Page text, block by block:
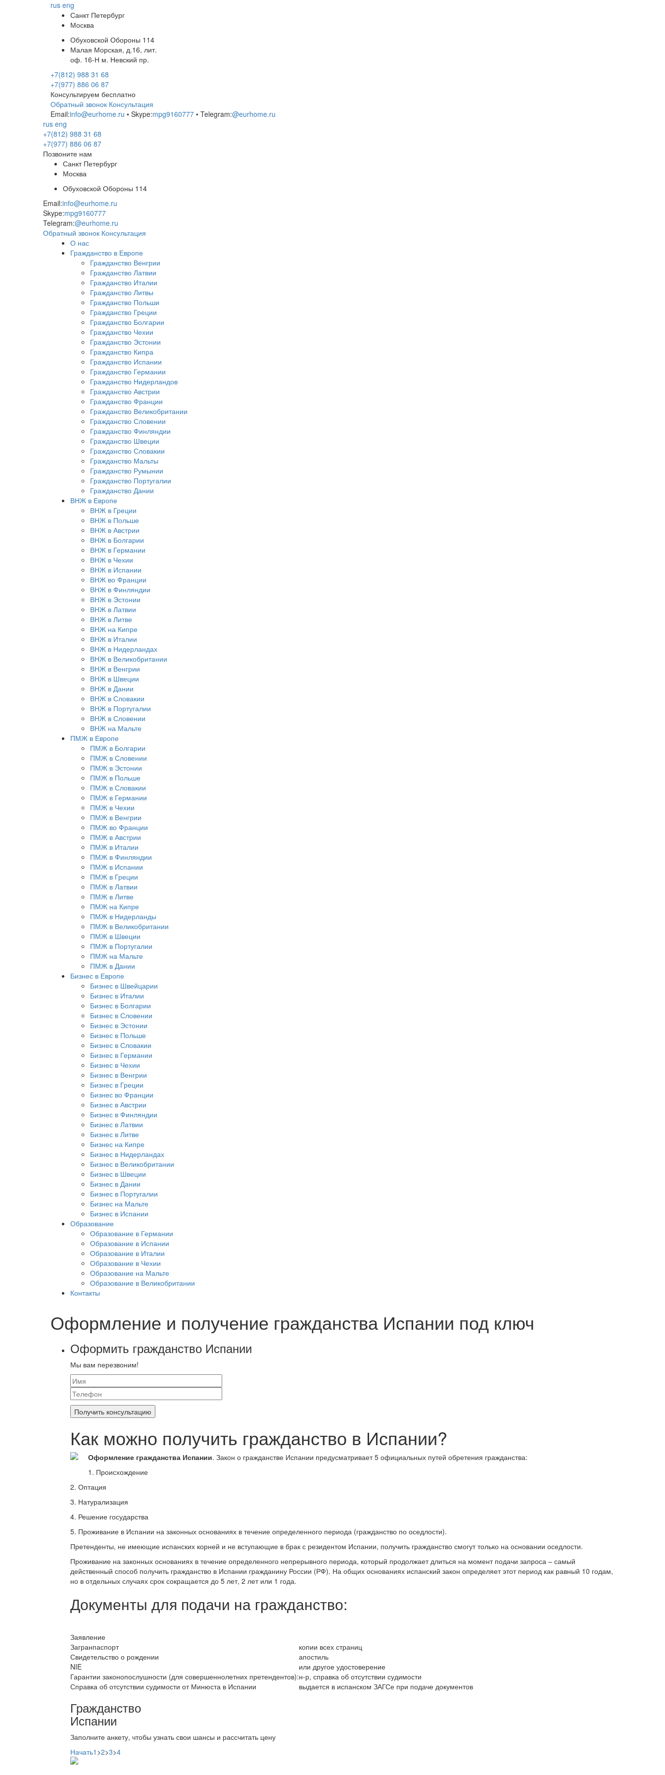
rus eng
Санкт Петербург
Москва
Обуховской Обороны 114
Малая Морская, д.16, лит.
оф. 16-Н м. Невский пр.
+7(812) 988 31 68
+7(977) 886 06 87
Консультируем бесплатно
Обратный звонок Консультация
Email:info@eurhome.ru • Skype:mpg9160777 • Telegram:@eurhome.ru
rus eng
+7(812) 988 31 68
+7(977) 886 06 87
Позвоните нам
Санкт Петербург
Москва
Обуховской Обороны 114
Email:info@eurhome.ru
Skype:mpg9160777
Telegram:@eurhome.ru
Обратный звонок Консультация
О нас
Гражданство в Европе
Гражданство Венгрии
Гражданство Латвии
Гражданство Италии
Гражданство Литвы
Гражданство Польши
Гражданство Греции
Гражданство Болгарии
Гражданство Чехии
Гражданство Эстонии
Гражданство Кипра
Гражданство Испании
Гражданство Германии
Гражданство Нидерландов
Гражданство Австрии
Гражданство Франции
Гражданство Великобритании
Гражданство Словении
Гражданство Финляндии
Гражданство Швеции
Гражданство Словакии
Гражданство Мальты
Гражданство Румынии
Гражданство Португалии
Гражданство Дании
ВНЖ в Европе
ВНЖ в Греции
ВНЖ в Польше
ВНЖ в Австрии
ВНЖ в Болгарии
ВНЖ в Германии
ВНЖ в Чехии
ВНЖ в Испании
ВНЖ во Франции
ВНЖ в Финляндии
ВНЖ в Эстонии
ВНЖ в Латвии
ВНЖ в Литве
ВНЖ на Кипре
ВНЖ в Италии
ВНЖ в Нидерландах
ВНЖ в Великобритании
ВНЖ в Венгрии
ВНЖ в Швеции
ВНЖ в Дании
ВНЖ в Словакии
ВНЖ в Португалии
ВНЖ в Словении
ВНЖ на Мальте
ПМЖ в Европе
ПМЖ в Болгарии
ПМЖ в Словении
ПМЖ в Эстонии
ПМЖ в Польше
ПМЖ в Словакии
ПМЖ в Германии
ПМЖ в Чехии
ПМЖ в Венгрии
ПМЖ во Франции
ПМЖ в Австрии
ПМЖ в Италии
ПМЖ в Финляндии
ПМЖ в Испании
ПМЖ в Греции
ПМЖ в Латвии
ПМЖ в Литве
ПМЖ на Кипре
ПМЖ в Нидерланды
ПМЖ в Великобритании
ПМЖ в Швеции
ПМЖ в Португалии
ПМЖ на Мальте
ПМЖ в Дании
Бизнес в Европе
Бизнес в Швейцарии
Бизнес в Италии
Бизнес в Болгарии
Бизнес в Словении
Бизнес в Эстонии
Бизнес в Польше
Бизнес в Словакии
Бизнес в Германии
Бизнес в Чехии
Бизнес в Венгрии
Бизнес в Греции
Бизнес во Франции
Бизнес в Австрии
Бизнес в Финляндии
Бизнес в Латвии
Бизнес в Литве
Бизнес на Кипре
Бизнес в Нидерландах
Бизнес в Великобритании
Бизнес в Швеции
Бизнес в Дании
Бизнес в Португалии
Бизнес на Мальте
Бизнес в Испании
Образование
Образование в Германии
Образование в Испании
Образование в Италии
Образование в Чехии
Образование на Мальте
Образование в Великобритании
Контакты
Оформление и получение гражданства Испании под ключ
Оформить гражданство Испании
Мы вам перезвоним!
Как можно получить гражданство в Испании?
Оформление гражданства Испании. Закон о гражданстве Испании предусматривает 5 официальных путей обретения гражданства:
1. Происхождение
2. Оптация
3. Натурализация
4. Решение государства
5. Проживание в Испании на законных основаниях в течение определенного периода (гражданство по оседлости).
Претенденты, не имеющие испанских корней и не вступающие в брак с резидентом Испании, получить гражданство смогут только на основании оседлости.
Проживание на законных основаниях в течение определенного непрерывного периода, который продолжает длиться на момент подачи запроса – самый
действенный способ получить гражданство в Испании гражданину России (РФ). На общих основаниях испанский закон определяет этот период как равный 10 годам,
но в отдельных случаях срок сокращается до 5 лет, 2 лет или 1 года.
Документы для подачи на гражданство:
Заявление
Загранпаспорт
копии всех страниц
Свидетельство о рождении
апостиль
NIE
или другое удостоверение
Гарантии законопослушности (для совершеннолетних претендентов):н-р, справка об отсутствии судимости
Справка об отсутствии судимости от Минюста в Испании
выдается в испанском ЗАГСе при подаче документов
Гражданство
Испании
Заполните анкету, чтобы узнать свои шансы и рассчитать цену
Начать1 >2>3>4